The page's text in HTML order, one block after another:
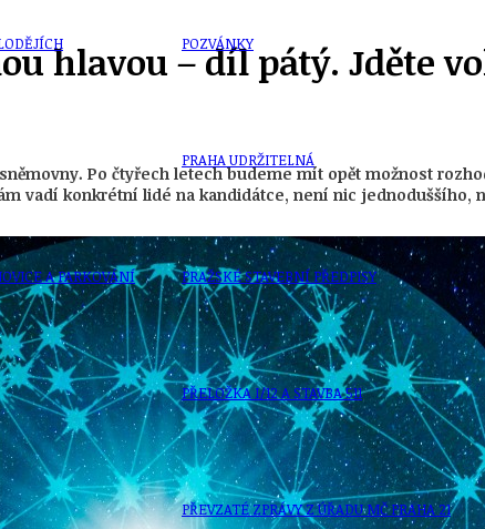
A PARKOVÁNÍ
POZVÁNKY
PRAHA UDRŽITELNÁ
PRAŽSKÉ STAVEBNÍ PŘEDPISY
PŘELOŽKA I/12 A STAVBA 511
PŘEVZATÉ ZPRÁVY Z ÚŘADU MČ PRAHA 21
hlavou – díl pátý. Jděte
Po čtyřech letech budeme mít opět možnost
vadí konkrétní lidé na kandidátce, není nic jednoduššího,